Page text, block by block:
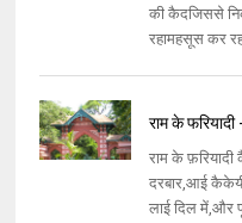
की कैदजिससे
रहामहसूस कर
राम के फरियादी
राम के
दरबार,आई
लाई दिल में,और